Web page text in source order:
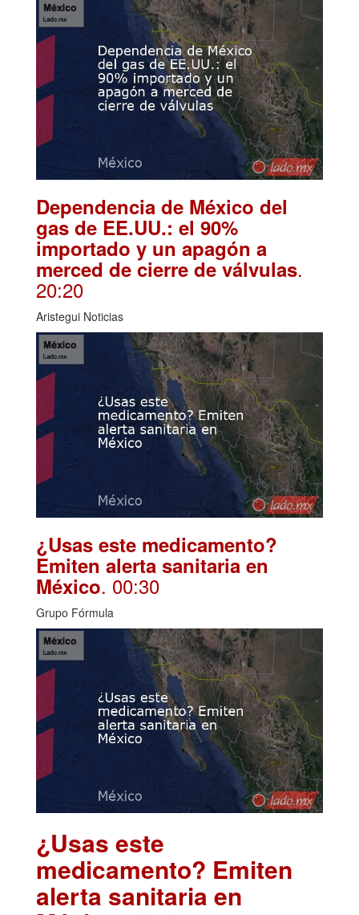
Dependencia de México del
gas de EE.UU.: el 90%
importado y un apagón a
merced de cierre de válvulas.
20:20
Aristegui Noticias
¿Usas este medicamento?
Emiten alerta sanitaria en
México. 00:30
Grupo Fórmula
¿Usas este
medicamento? Emiten
alerta sanitaria en